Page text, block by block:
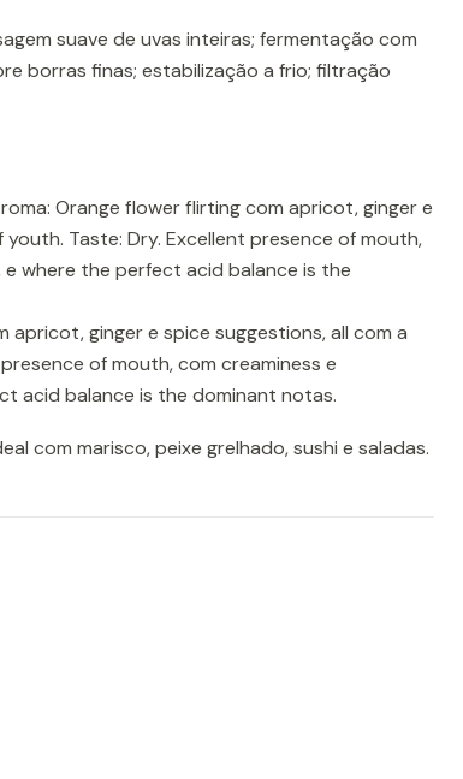
suave de uvas inteiras; fermentação com
borras finas; estabilização a frio; filtração
Orange flower flirting com apricot, ginger e
Taste: Dry. Excellent presence of mouth,
where the perfect acid balance is the
apricot, ginger e spice suggestions, all com a
of mouth, com creaminess e
acid balance is the dominant notas.
com marisco, peixe grelhado, sushi e saladas.